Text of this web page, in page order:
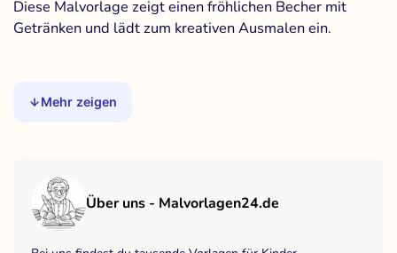
Diese Malvorlage zeigt einen fröhlichen Becher mit
Getränken und lädt zum kreativen Ausmalen ein.
Mehr zeigen
Über uns - Malvorlagen24.de